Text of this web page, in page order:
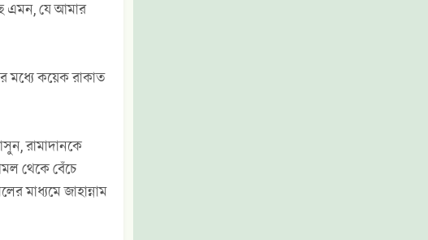
এমন, যে আমার
মধ্যে কয়েক রাকাত
রামাদানকে
থেকে বেঁচে
মাধ্যমে জাহান্নাম